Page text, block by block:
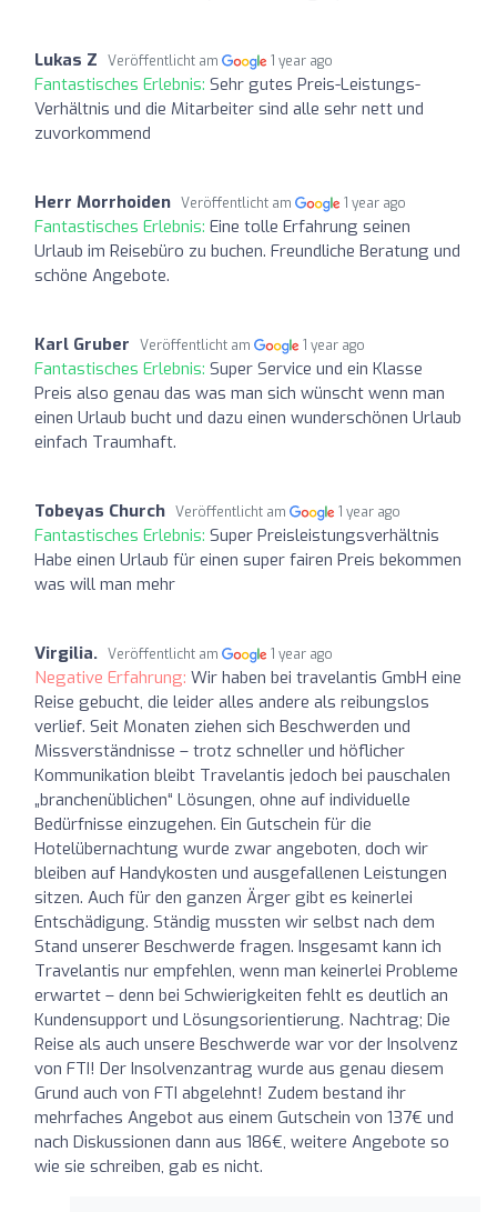
Lukas Z Veröffentlicht am 1 year ago
Fantastisches Erlebnis: Sehr gutes Preis-Leistungs-
Verhältnis und die Mitarbeiter sind alle sehr nett und
zuvorkommend
Herr Morrhoiden Veröffentlicht am 1 year ago
Fantastisches Erlebnis: Eine tolle Erfahrung seinen
Urlaub im Reisebüro zu buchen. Freundliche Beratung und
schöne Angebote.
Karl Gruber Veröffentlicht am 1 year ago
Fantastisches Erlebnis: Super Service und ein Klasse
Preis also genau das was man sich wünscht wenn man
einen Urlaub bucht und dazu einen wunderschönen Urlaub
einfach Traumhaft.
Tobeyas Church Veröffentlicht am 1 year ago
Fantastisches Erlebnis: Super Preisleistungsverhältnis
Habe einen Urlaub für einen super fairen Preis bekommen
was will man mehr
Virgilia. Veröffentlicht am 1 year ago
Negative Erfahrung: Wir haben bei travelantis GmbH eine
Reise gebucht, die leider alles andere als reibungslos
verlief. Seit Monaten ziehen sich Beschwerden und
Missverständnisse – trotz schneller und höflicher
Kommunikation bleibt Travelantis jedoch bei pauschalen
„branchenüblichen“ Lösungen, ohne auf individuelle
Bedürfnisse einzugehen. Ein Gutschein für die
Hotelübernachtung wurde zwar angeboten, doch wir
bleiben auf Handykosten und ausgefallenen Leistungen
sitzen. Auch für den ganzen Ärger gibt es keinerlei
Entschädigung. Ständig mussten wir selbst nach dem
Stand unserer Beschwerde fragen. Insgesamt kann ich
Travelantis nur empfehlen, wenn man keinerlei Probleme
erwartet – denn bei Schwierigkeiten fehlt es deutlich an
Kundensupport und Lösungsorientierung. Nachtrag; Die
Reise als auch unsere Beschwerde war vor der Insolvenz
von FTI! Der Insolvenzantrag wurde aus genau diesem
Grund auch von FTI abgelehnt! Zudem bestand ihr
mehrfaches Angebot aus einem Gutschein von 137€ und
nach Diskussionen dann aus 186€, weitere Angebote so
wie sie schreiben, gab es nicht.